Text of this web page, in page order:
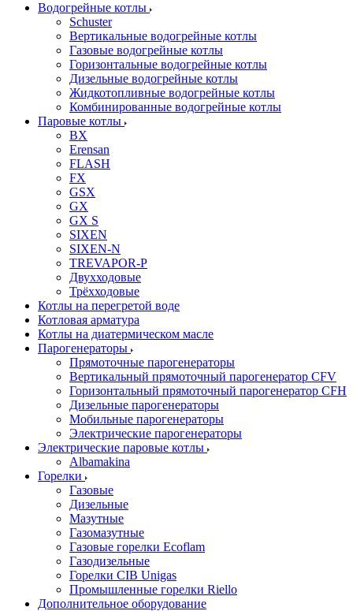
Водогрейные котлы
Schuster
Вертикальные водогрейные котлы
Газовые водогрейные котлы
Горизонтальные водогрейные котлы
Дизельные водогрейные котлы
Жидкотопливные водогрейные котлы
Комбинированные водогрейные котлы
Паровые котлы
BX
Erensan
FLASH
FX
GSX
GX
GX S
SIXEN
SIXEN-N
TREVAPOR-P
Двухходовые
Трёхходовые
Котлы на перегретой воде
Котловая арматура
Котлы на диатермическом масле
Парогенераторы
Прямоточные парогенераторы
Вертикальный прямоточный парогенератор CFV
Горизонтальный прямоточный парогенератор CFH
Дизельные парогенераторы
Мобильные парогенераторы
Электрические парогенераторы
Электрические паровые котлы
Albamakina
Горелки
Газовые
Дизельные
Мазутные
Газомазутные
Газовые горелки Ecoflam
Газодизельные
Горелки CIB Unigas
Промышленные горелки Riello
Дополнительное оборудование